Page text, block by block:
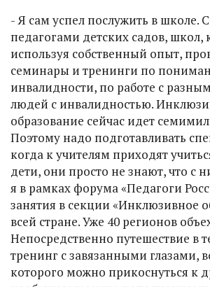
- Я сам успел послужить в школе.
педагогами детских садов, школ,
используя собственный опыт,
семинары и тренинги по
инвалидности, по работе с
людей с инвалидностью.
образование сейчас идет
Поэтому надо подготавливать
когда к учителям приходят
дети, они просто не знают, что с
я в рамках форума «Педагоги
занятия в секции «Инклюзивное
всей стране. Уже 40 регионов
Непосредственно путешествие в
тренинг с завязанными глазами,
которого можно прикоснуться к